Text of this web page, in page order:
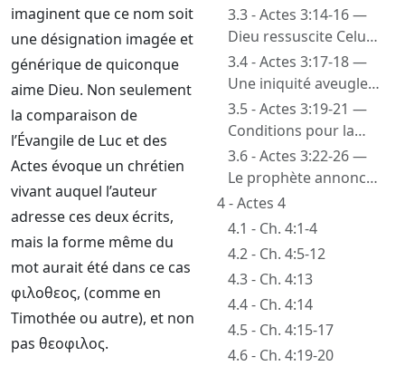
imaginent que ce nom soit
une désignation imagée et
générique de quiconque
aime Dieu. Non seulement
la comparaison de
l’Évangile de Luc et des
Actes évoque un chrétien
vivant auquel l’auteur
adresse ces deux écrits,
mais la forme même du
mot aurait été dans ce cas
φιλοθεος, (comme en
Timothée ou autre), et non
pas θεοφιλος.
de renier leur Messie
3.3 - Actes 3:14-16 —
Dieu ressuscite Celui
qu’ils ont mis à mort
3.4 - Actes 3:17-18 —
Une iniquité aveugle
et un propos de Dieu
3.5 - Actes 3:19-21 —
Conditions pour la
restauration d’Israël
3.6 - Actes 3:22-26 —
Le prophète annoncé
par Moïse
4 - Actes 4
4.1 - Ch. 4:1-4
4.2 - Ch. 4:5-12
4.3 - Ch. 4:13
4.4 - Ch. 4:14
4.5 - Ch. 4:15-17
4.6 - Ch. 4:19-20